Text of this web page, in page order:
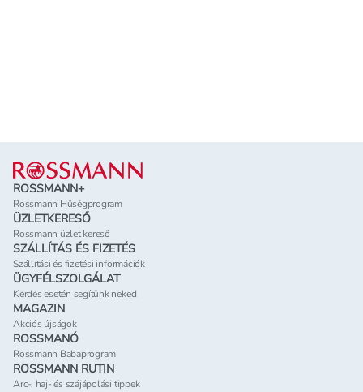
Lábléc
ROSSMANN+
Rossmann Hűségprogram
ÜZLETKERESŐ
Rossmann üzlet kereső
SZÁLLÍTÁS ÉS FIZETÉS
Szállítási és fizetési információk
ÜGYFÉLSZOLGÁLAT
Kérdés esetén segítünk neked
MAGAZIN
Akciós újságok
ROSSMANÓ
Rossmann Babaprogram
ROSSMANN RUTIN
Arc-, haj- és szájápolási tippek